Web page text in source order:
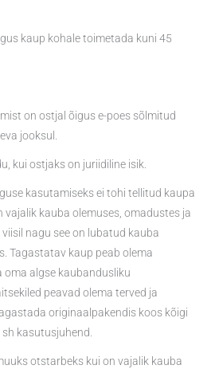
kaup kohale toimetada kuni 45
on ostjal õigus e-poes sõlmitud
jooksul.
kui ostjaks on juriidiline isik.
kasutamiseks ei tohi tellitud kaupa
vajalik kauba olemuses, omadustes ja
nagu see on lubatud kauba
Tagastatav kaup peab olema
algse kaubandusliku
peavad olema terved ja
originaalpakendis koos kõigi
kasutusjuhend.
otstarbeks kui on vajalik kauba